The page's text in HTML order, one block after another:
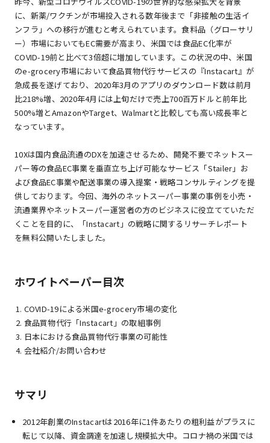
に、新薬/ワクチンが市場投入される数年後まで「非接触の生活イ
ンフラ」への移行が進むと考えられています。食料品（グローサリ
ー）市場においてもEC需要が高まり、米国では食品EC化率が
COVID-19前と比べて3倍超に増加しています。この状況の中、米国
のe-grocery市場において食品買物代行サービスの『Instacart』が
急成長を遂げており、2020年3月のアプリのダウンロード数は前月
比218%増、2020年4月には上旬だけで売上700百万ドルと前年比
500%増とAmazonやTarget、Walmartと比較しても高い成長率と
なっています。
10Xは国内食品流通のDXを加速させるため、開発不要でネットスー
パー等の食品EC事業を垂直立ち上げ可能なサービス「Stailer」お
よび食品EC事業や配送事業の導入提案・戦略コンサルティングを提
供しております。今回、海外のネットスーパー事業の事例を小売・
流通業界やネットスーパー運営者の方のビジネスに役立てていただ
くことを目的に、「Instacart」の戦略に関するリサーチレポート
を無料公開いたしました。
ホワイトペーパー目次
COVID-19による米国e-grocery市場の変化
食品買物代行「Instacart」の取組事例
日本における食品買物代行事業の可能性
会社紹介/お問い合わせ
サマリ
2012年創業のInstacartは2016年に1件あたりの粗利益がプラスに
転じて以降、資金調達を加速し規模拡大中。コロナ禍の米国では